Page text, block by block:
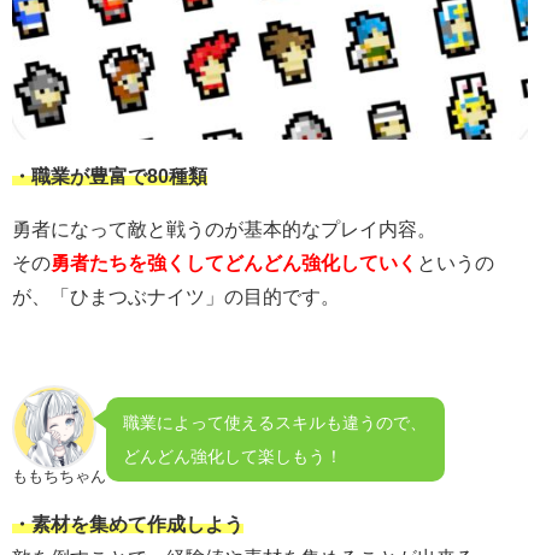
・職業が豊富で80種類
勇者になって敵と戦うのが基本的なプレイ内容。
その勇者たちを強くしてどんどん強化していく というの
が、
「ひまつぶナイツ」の目的です。
ももちちゃん
職業によって使えるスキルも違うので、
どんどん強化して楽しもう！
・素材を集めて作成しよう